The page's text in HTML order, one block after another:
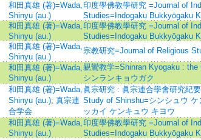
和田真雄 (著)=Wada,
Shinyu (au.)
印度學佛教學研究 =Journal of
Studies=Indogaku Bukkyōgaku
和田真雄 (著)=Wada,
Shinyu (au.)
印度學佛教學研究 =Journal of
Studies=Indogaku Bukkyōgaku
和田真雄 (著)=Wada,
Shinyu (au.)
宗教研究=Journal of Religious
和田真雄 (著)=Wada,
Shinyu (au.)
親鸞教学=Shinran Kyogaku :
シンランキョウガク
和田真雄 (著)=Wada,
Shinyu (au.); 真宗連
合学会
眞宗研究 : 眞宗連合學會研究紀
Study of Shinshu=シンシュウ
ッカイ ケンキュウ キヨウ
和田真雄 (著)=Wada,
Shinyu (au.)
印度學佛教學研究 =Journal of
Studies=Indogaku Bukkyōgaku